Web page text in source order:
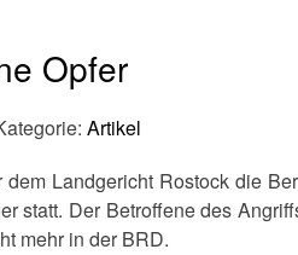
Opfer
Artikel
Landgericht Rostock die
statt. Der Betroffene des
mehr in der BRD.